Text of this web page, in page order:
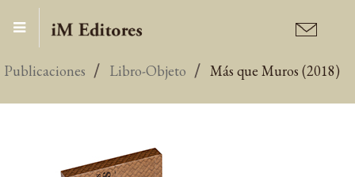
Publicaciones Libro-Objeto Más que Muros (2018)